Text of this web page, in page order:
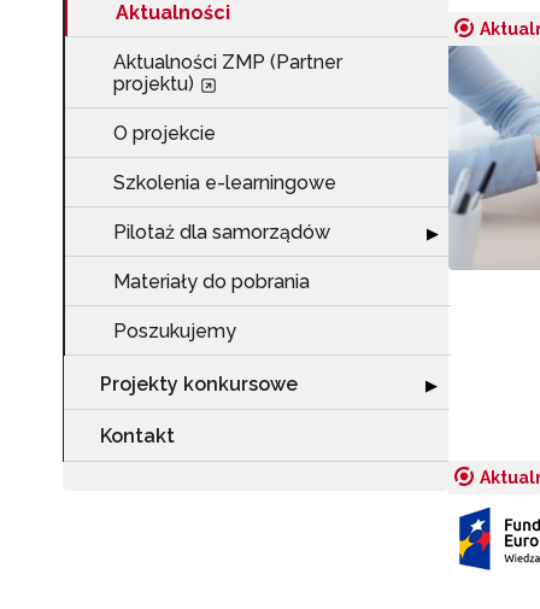
Aktualności
Aktualności ZMP (Partner
projektu)
O projekcie
Szkolenia e-learningowe
Pilotaż dla samorządów Rozwiń sekcję
▶
Materiały do pobrania
Poszukujemy
Projekty konkursowe Rozwiń sekcję
▶
Kontakt
o